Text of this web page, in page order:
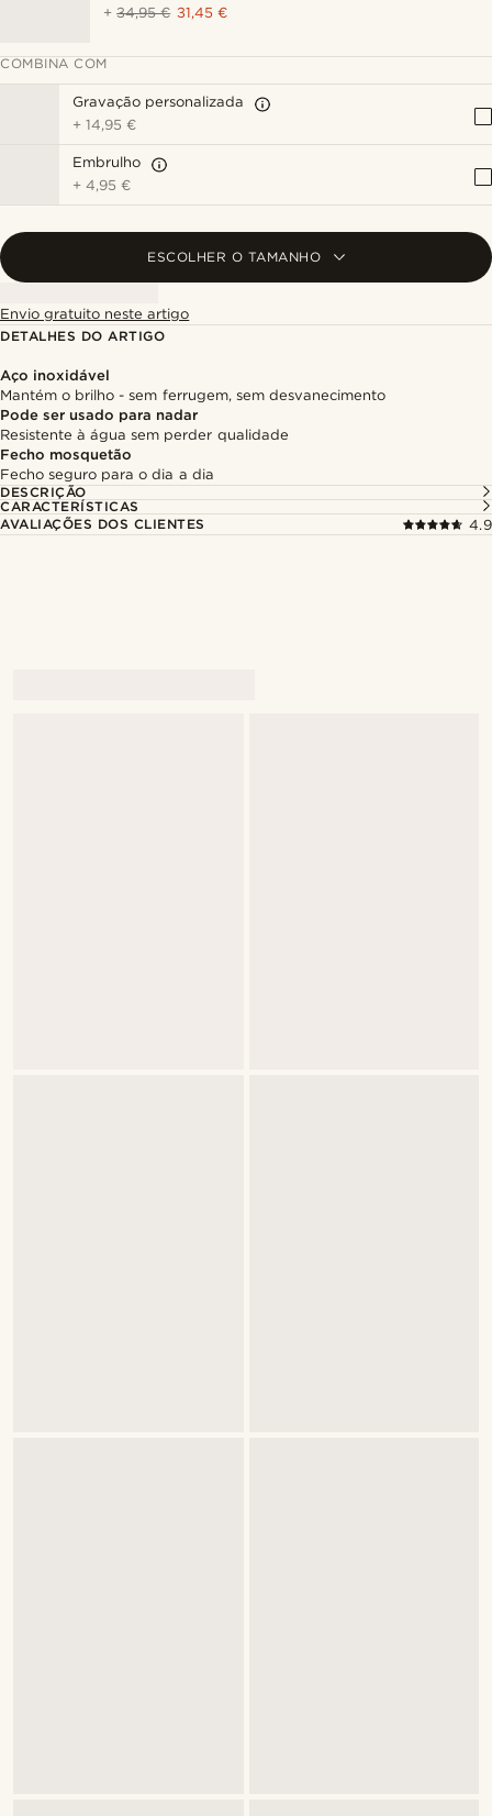
+34,95 € 31,45 €
COMBINA COM
Gravação personalizada
+14,95 €
Embrulho
+4,95 €
ESCOLHER O TAMANHO
Envio gratuito neste artigo
DETALHES DO ARTIGO
Aço inoxidável
Mantém o brilho - sem ferrugem, sem desvanecimento
Pode ser usado para nadar
Resistente à água sem perder qualidade
Fecho mosquetão
Fecho seguro para o dia a dia
DESCRIÇÃO
CARACTERÍSTICAS
AVALIAÇÕES DOS CLIENTES
4.9